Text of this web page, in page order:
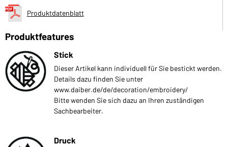
Produktdatenblatt
Produktfeatures
Stick
Dieser Artikel kann individuell für Sie bestickt werden.
Details dazu finden Sie unter
www.daiber.de/de/decoration/embroidery/
Bitte wenden Sie sich dazu an Ihren zuständigen
Sachbearbeiter.
Druck